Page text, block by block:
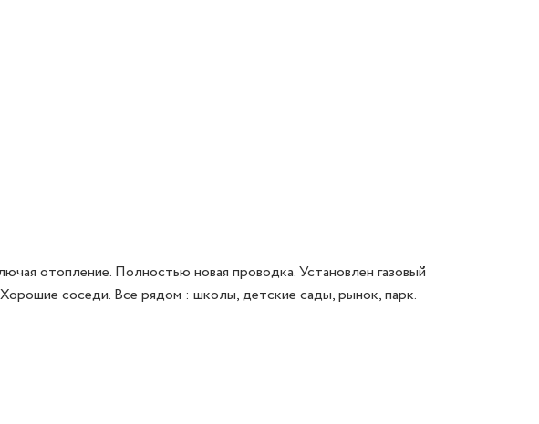
отопление. Полностью новая проводка. Установлен газовый
соседи. Все рядом : школы, детские сады, рынок, парк.